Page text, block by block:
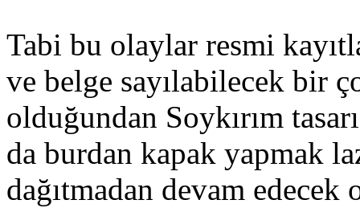
Tabi bu olaylar resmi
ve belge sayılabilecek bir
olduğundan Soykırım
da burdan kapak yapmak
dağıtmadan devam edecek